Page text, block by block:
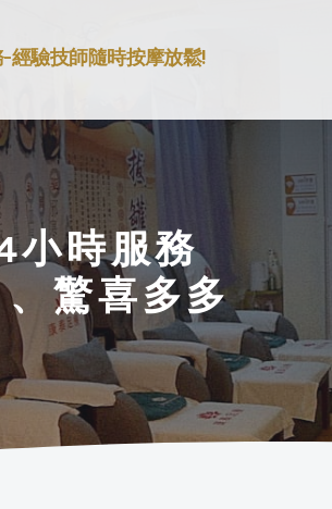
經驗技師隨時按摩放鬆!
小時服務
驚喜多多